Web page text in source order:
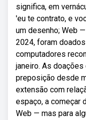
significa, em
'eu te contrato, e
um desenho; Web
2024, foram
computadores
janeiro. As
preposição desde
extensão com
espaço, a começar
Web — mas para